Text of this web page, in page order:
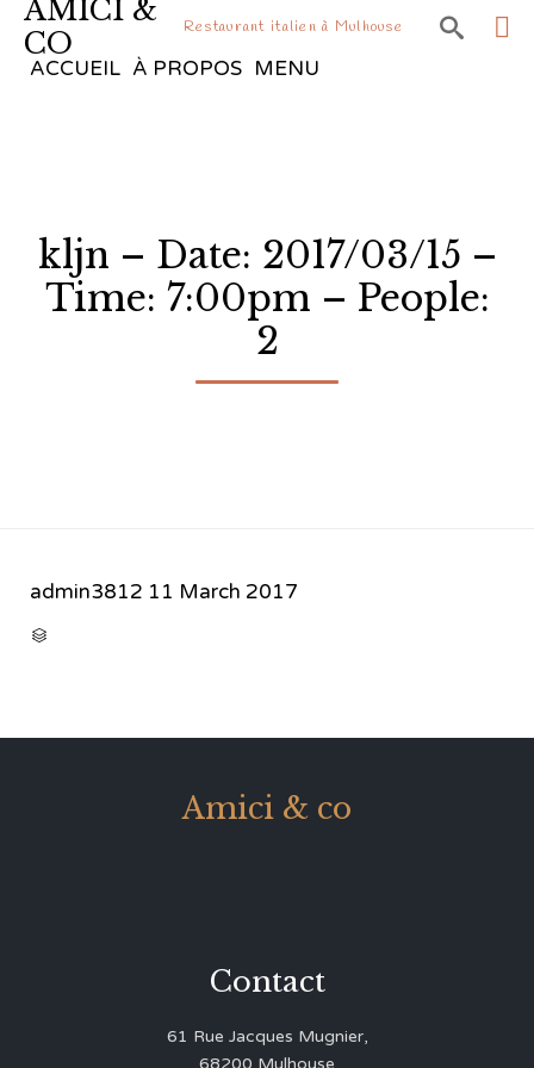
AMICI &
CO
Restaurant italien à Mulhouse 
ACCUEIL À PROPOS MENU
kljn – Date: 2017/03/15 –
Time: 7:00pm – People:
2
admin3812 11 March 2017

Amici & co
Contact
61 Rue Jacques Mugnier,